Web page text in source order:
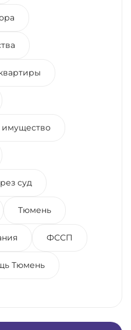
имущество
суд
Тюмень
ФССП
Тюмень